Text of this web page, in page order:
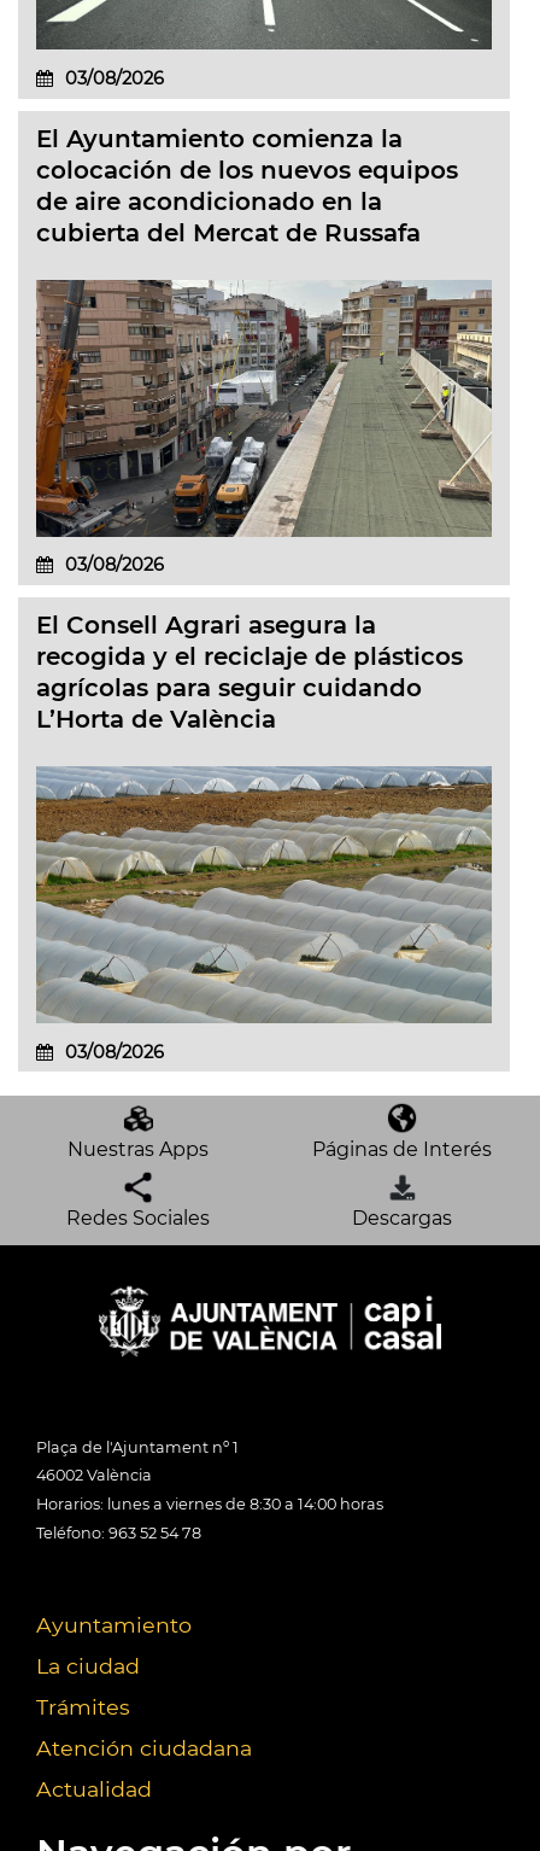
03/08/2026
El Ayuntamiento comienza la
colocación de los nuevos equipos
de aire acondicionado en la
cubierta del Mercat de Russafa
03/08/2026
El Consell Agrari asegura la
recogida y el reciclaje de plásticos
agrícolas para seguir cuidando
L’Horta de València
03/08/2026
Nuestras Apps Páginas de Interés
Redes Sociales Descargas
Plaça de l'Ajuntament nº 1
46002 València
Horarios: lunes a viernes de 8:30 a 14:00 horas
Teléfono: 963 52 54 78
Ayuntamiento
La ciudad
Trámites
Atención ciudadana
Actualidad